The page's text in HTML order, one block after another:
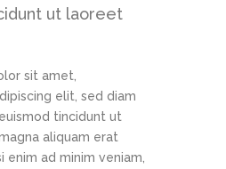
ut laoreet
sit amet,
elit, sed diam
tincidunt ut
aliquam erat
ad minim veniam,